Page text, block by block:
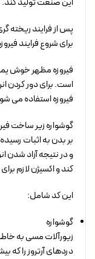
پس از فرایند ریخته
برای شروع فرایند
فیروزه مظهر خوش
است. برای دور کردن
فیروزه استفاده می
گوشواره زیر ساخت
بر بدن به اثبات
و در نتیجه آزاد
کند و اکسیژن لازم
این کد شامل:
گوشواره
زیورآلات مسی به
دردهای آرتروز را که